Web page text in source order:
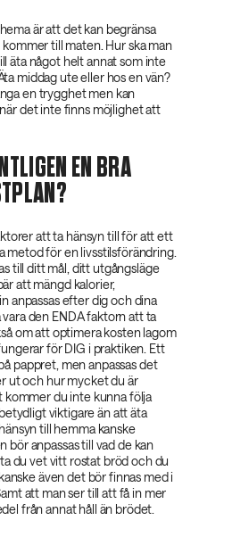
är att det kan begränsa
till maten. Hur ska man
äta något helt annat som inte
middag ute eller hos en vän?
en trygghet men kan
det inte finns möjlighet att
EN BRA
att ta hänsyn till för att ett
metod för en livsstilsförändring.
till ditt mål, ditt utgångsläge
att mängd kalorier,
anpassas efter dig och dina
den ENDA faktorn att ta
om att optimera kosten lagom
för DIG i praktiken. Ett
pappret, men anpassas det
ut och hur mycket du är
kommer du inte kunna följa
viktigare än att äta
till hemma kanske
bör anpassas till vad de kan
du vet vitt rostat bröd och du
även det bör finnas med i
att man ser till att få in mer
från annat håll än brödet.